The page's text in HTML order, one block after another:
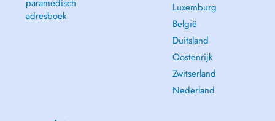
paramedisch
adresboek
Luxemburg
België
Duitsland
Oostenrijk
Zwitserland
Nederland